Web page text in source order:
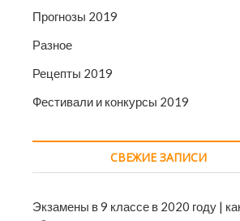
Прогнозы 2019
Разное
Рецепты 2019
Фестивали и конкурсы 2019
СВЕЖИЕ ЗАПИСИ
Экзамены в 9 классе в 2020 году |